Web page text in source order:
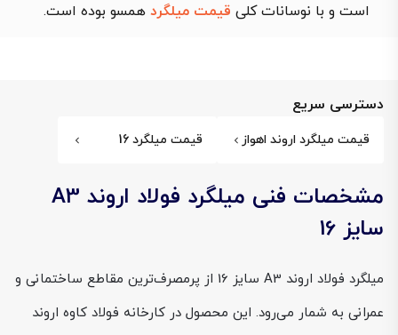
است و با نوسانات کلی قیمت میلگرد همسو بوده است.
دسترسی سریع
قیمت میلگرد اروند اهواز قیمت میلگرد 16
مشخصات فنی میلگرد فولاد اروند A3
سایز 16
میلگرد فولاد اروند A3 سایز 16 از پرمصرف‌ترین مقاطع ساختمانی و
عمرانی به شمار می‌رود. این محصول در کارخانه فولاد کاوه اروند